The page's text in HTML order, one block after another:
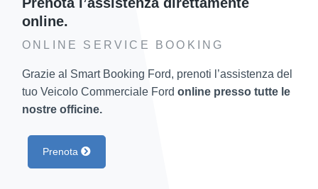
online.
ONLINE SERVICE BOOKING
Grazie al Smart Booking Ford, prenoti l’assistenza del
tuo Veicolo Commerciale Ford online presso tutte le
nostre officine.
Prenota